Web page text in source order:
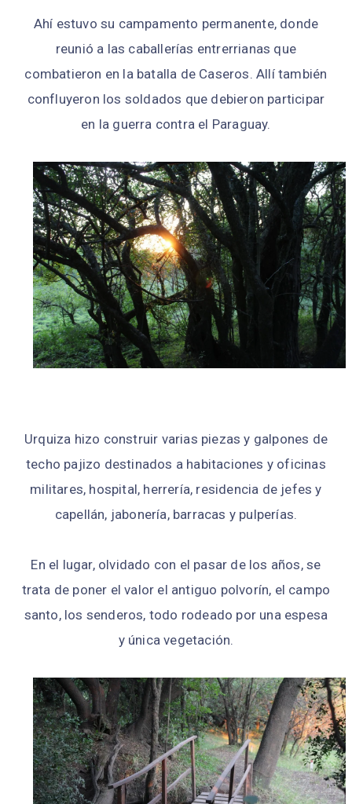
Ahí estuvo su campamento permanente, donde
reunió a las caballerías entrerrianas que
combatieron en la batalla de Caseros. Allí también
confluyeron los soldados que debieron participar
en la guerra contra el Paraguay.
Urquiza hizo construir varias piezas y galpones de
techo pajizo destinados a habitaciones y oficinas
militares, hospital, herrería, residencia de jefes y
capellán, jabonería, barracas y pulperías.
En el lugar, olvidado con el pasar de los años, se
trata de poner el valor el antiguo polvorín, el campo
santo, los senderos, todo rodeado por una espesa
y única vegetación.